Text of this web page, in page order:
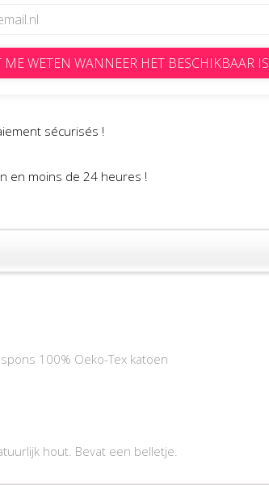
ME WETEN WANNEER HET BESCHIKBAAR IS
sécurisés !
en moins de 24 heures !
100% Oeko-Tex katoen
hout. Bevat een belletje.